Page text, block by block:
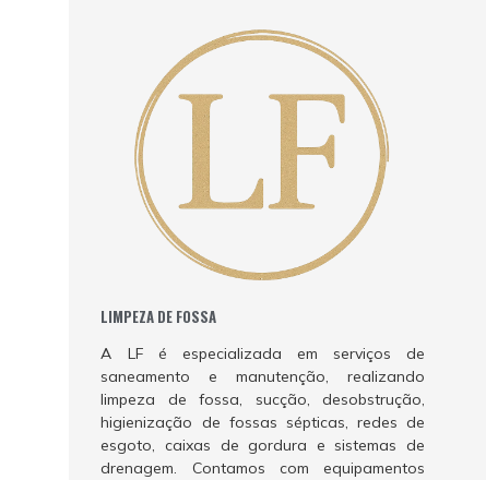
LIMPEZA DE FOSSA
A LF é especializada em serviços de
saneamento e manutenção, realizando
limpeza de fossa, sucção, desobstrução,
higienização de fossas sépticas, redes de
esgoto, caixas de gordura e sistemas de
drenagem. Contamos com equipamentos